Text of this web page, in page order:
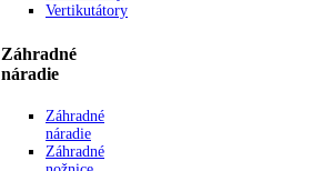
Vertikutátory
Záhradné
náradie
Záhradné
náradie
Záhradné